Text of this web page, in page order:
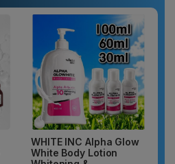
WHITE INC Alpha Glow
White Body Lotion